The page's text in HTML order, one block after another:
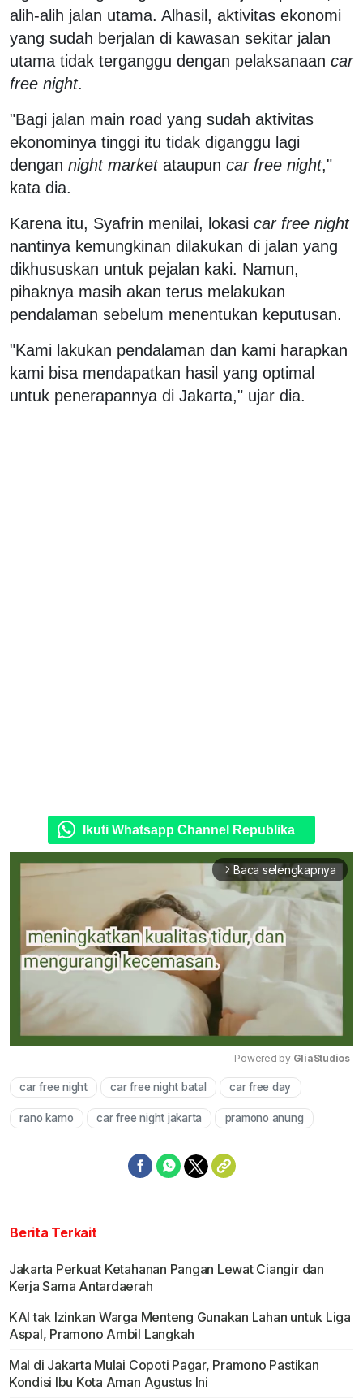
alih-alih jalan utama. Alhasil, aktivitas ekonomi
yang sudah berjalan di kawasan sekitar jalan
utama tidak terganggu dengan pelaksanaan car
free night.
"Bagi jalan main road yang sudah aktivitas
ekonominya tinggi itu tidak diganggu lagi
dengan night marketataupun car free night,"
kata dia.
Karena itu, Syafrin menilai, lokasi car free night
nantinya kemungkinan dilakukan di jalan yang
dikhususkan untuk pejalan kaki. Namun,
pihaknya masih akan terus melakukan
pendalaman sebelum menentukan keputusan.
"Kami lakukan pendalaman dan kami harapkan
kami bisa mendapatkan hasil yang optimal
untuk penerapannya di Jakarta," ujar dia.
Ikuti Whatsapp Channel Republika
arrow_forward_ios Baca selengkapnya
Mute
Powered by GliaStudios
car free night car free night batal car free day
rano karno car free night jakarta pramono anung
Berita Terkait
Jakarta Perkuat Ketahanan Pangan Lewat Ciangir dan
Kerja Sama Antardaerah
KAI tak Izinkan Warga Menteng Gunakan Lahan untuk Liga
Aspal, Pramono Ambil Langkah
Mal di Jakarta Mulai Copoti Pagar, Pramono Pastikan
Kondisi Ibu Kota Aman Agustus Ini